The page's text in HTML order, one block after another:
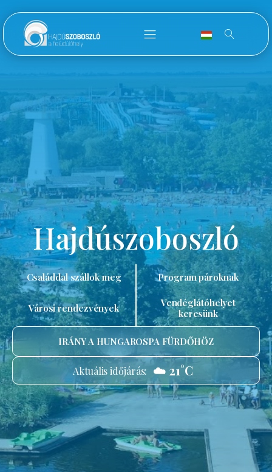
Hajdúszoboszló
Családdal szállok meg Program pároknak
Városi rendezvények
Vendéglátóhelyet
keresünk
IRÁNY A HUNGAROSPA FÜRDŐHÖZ
Aktuális időjárás: ☁️ 21°C